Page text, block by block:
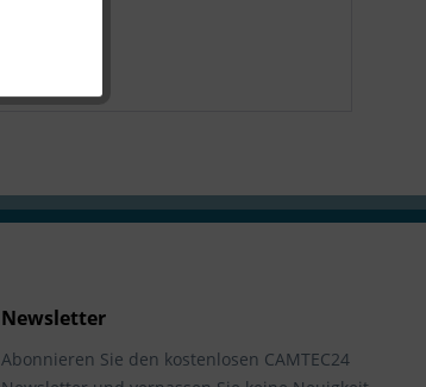
Newsletter
Abonnieren Sie den kostenlosen CAMTEC24